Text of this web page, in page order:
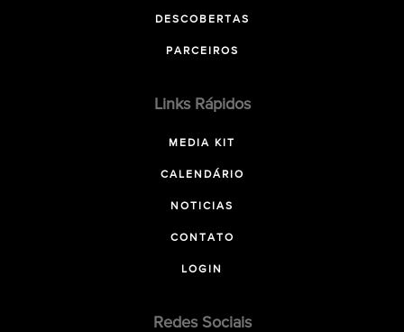
DESCOBERTAS
PARCEIROS
Links Rápidos
MEDIA KIT
CALENDÁRIO
NOTICIAS
CONTATO
LOGIN
Redes Sociais